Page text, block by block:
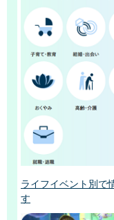
ライフイベント別で
す